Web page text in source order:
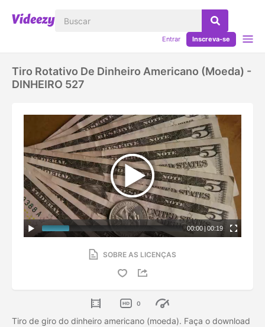
Entrar Inscreva-se
Tiro Rotativo De Dinheiro Americano (moeda) -
DINHEIRO 527
00:00 |00:19
SOBRE AS LICENÇAS
0
Tiro de giro do dinheiro americano (moeda). Faça o download